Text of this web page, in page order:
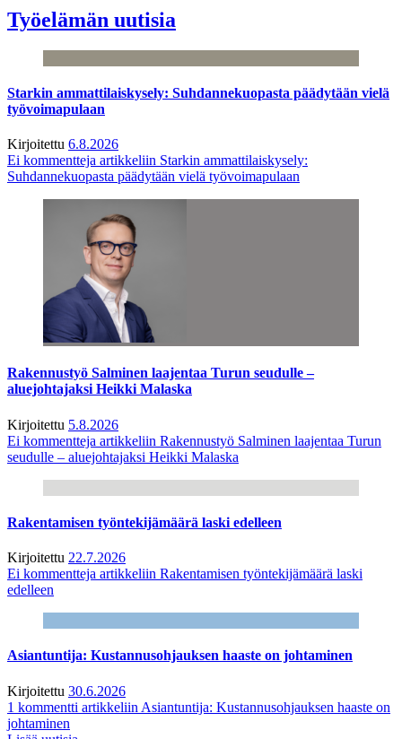
Työelämän uutisia
Starkin ammattilaiskysely: Suhdannekuopasta päädytään vielä
työvoimapulaan
Kirjoitettu 6.8.2026
Ei kommentteja artikkeliin Starkin ammattilaiskysely:
Suhdannekuopasta päädytään vielä työvoimapulaan
Rakennustyö Salminen laajentaa Turun seudulle –
aluejohtajaksi Heikki Malaska
Kirjoitettu 5.8.2026
Ei kommentteja artikkeliin Rakennustyö Salminen laajentaa Turun
seudulle – aluejohtajaksi Heikki Malaska
Rakentamisen työntekijämäärä laski edelleen
Kirjoitettu 22.7.2026
Ei kommentteja artikkeliin Rakentamisen työntekijämäärä laski
edelleen
Asiantuntija: Kustannusohjauksen haaste on johtaminen
Kirjoitettu 30.6.2026
1 kommentti artikkeliin Asiantuntija: Kustannusohjauksen haaste on
johtaminen